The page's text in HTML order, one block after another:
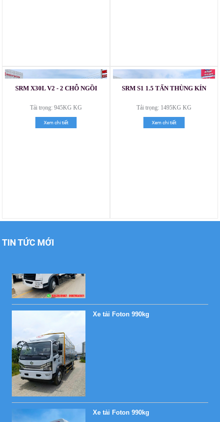
SRM X30L V2 - 2 CHỖ NGỒI
Tải trọng: 945KG KG
Xem chi tiết
SRM S1 1.5 TẤN THÙNG KÍN
Tải trọng: 1495KG KG
Xem chi tiết
TIN TỨC MỚI
Xe tải Foton 990kg